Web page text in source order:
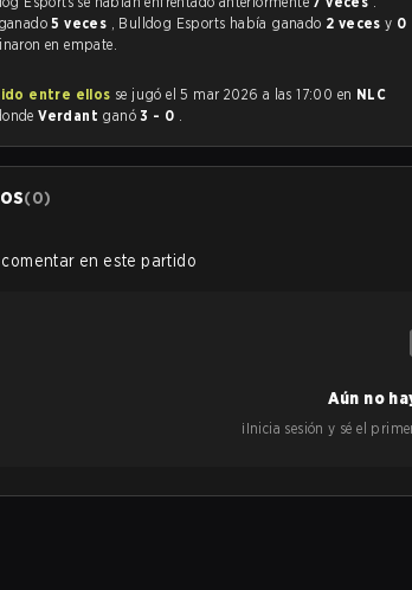
5 veces , Bulldog Esports había ganado 2 vecesy 0
en empate.
entre ellos se jugó el 5 mar 2026 a las 17:00 en NLC
Verdant ganó3 - 0 .
(0)
en este partido
Aún no
¡Inicia sesión y sé el